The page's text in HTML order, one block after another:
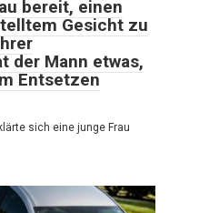
bereit, einen
Gesicht zu
der Mann etwas,
Entsetzen
sich eine junge Frau